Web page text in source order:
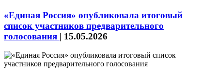
«Единая Россия» опубликовала итоговый
список участников предварительного
голосования | 15.05.2026